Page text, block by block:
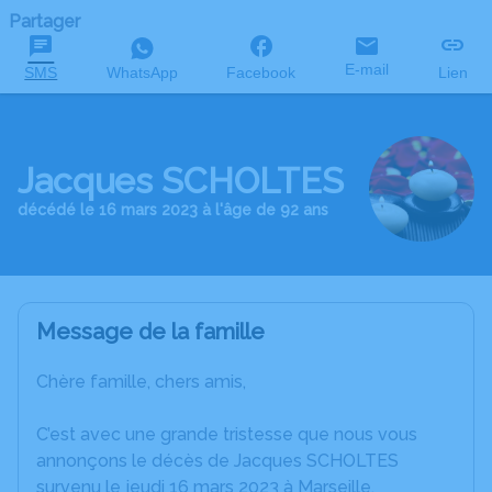
Partager
SMS WhatsApp Facebook E-mail Lien
Jacques SCHOLTES
décédé le 16 mars 2023 à l'âge de 92 ans
Message de la famille
Chère famille, chers amis,
C’est avec une grande tristesse que nous vous
annonçons le décès de Jacques SCHOLTES
survenu le jeudi 16 mars 2023 à Marseille.